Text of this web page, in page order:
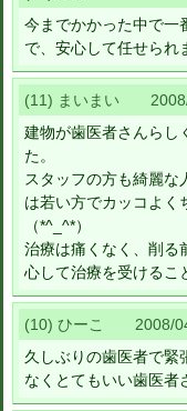
今までかかった中で一
で、安心して任せられ
(11) まいまい
建物が歯医者さんらし
た。
スタッフの方も綺麗な
は若い方でカッコよく
（*^_^*）
治療は痛くなく、削る
心して治療を受けるこ
(10) ひーこ 2008/
久しぶりの歯医者で緊
なくとてもいい歯医者